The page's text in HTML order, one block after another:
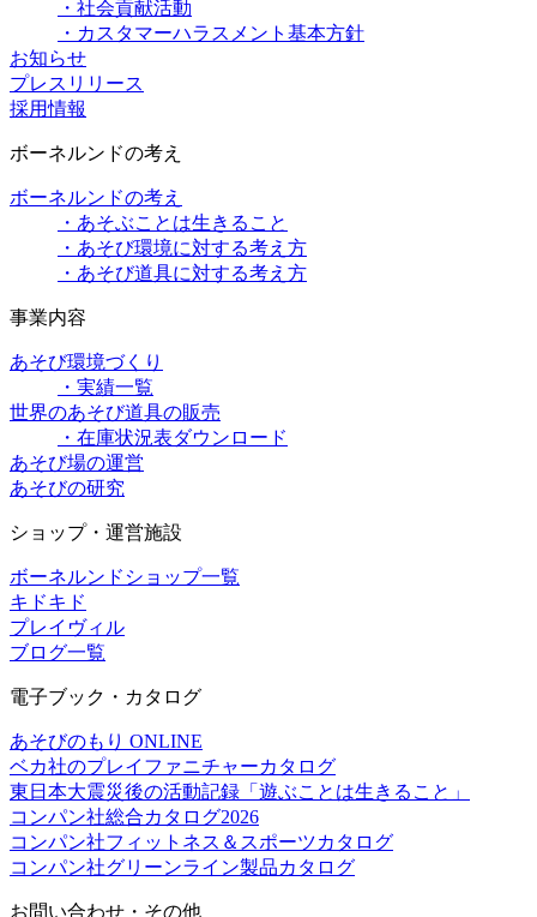
・社会貢献活動
・カスタマーハラスメント基本方針
お知らせ
プレスリリース
採用情報
ボーネルンドの考え
ボーネルンドの考え
・あそぶことは生きること
・あそび環境に対する考え方
・あそび道具に対する考え方
事業内容
あそび環境づくり
・実績一覧
世界のあそび道具の販売
・在庫状況表ダウンロード
あそび場の運営
あそびの研究
ショップ・運営施設
ボーネルンドショップ一覧
キドキド
プレイヴィル
ブログ一覧
電子ブック・カタログ
あそびのもり ONLINE
ベカ社のプレイファニチャーカタログ
東日本大震災後の活動記録「遊ぶことは生きること」
コンパン社総合カタログ2026
コンパン社フィットネス＆スポーツカタログ
コンパン社グリーンライン製品カタログ
お問い合わせ・その他